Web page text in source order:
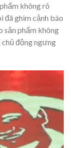
không rõ
đã ghim cảnh báo
sản phẩm không
chủ động ngưng